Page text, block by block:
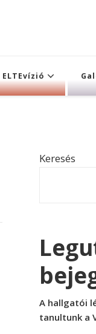
ELTEvízió
Keresés
A hallgatói
tanultunk a